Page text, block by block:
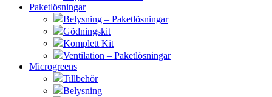
Paketlösningar
Belysning – Paketlösningar
Gödningskit
Komplett Kit
Ventilation – Paketlösningar
Microgreens
Tillbehör
Belysning